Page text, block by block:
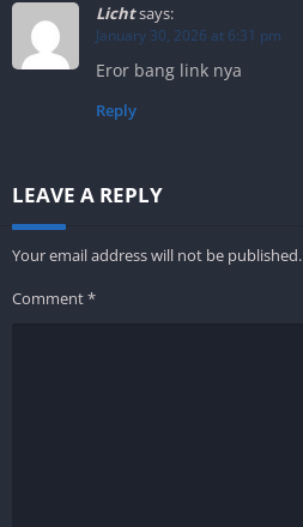
Lichtsays:
January 30, 2026 at 6:31 pm
Eror bang link nya
Reply
LEAVE A REPLY
Your email address will not be published.
Comment*